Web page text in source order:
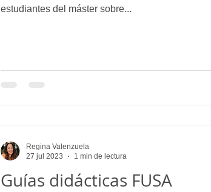
estudiantes del máster sobre...
Guías didácticas FUSA
Regina Valenzuela
27 jul 2023
1 min de lectura